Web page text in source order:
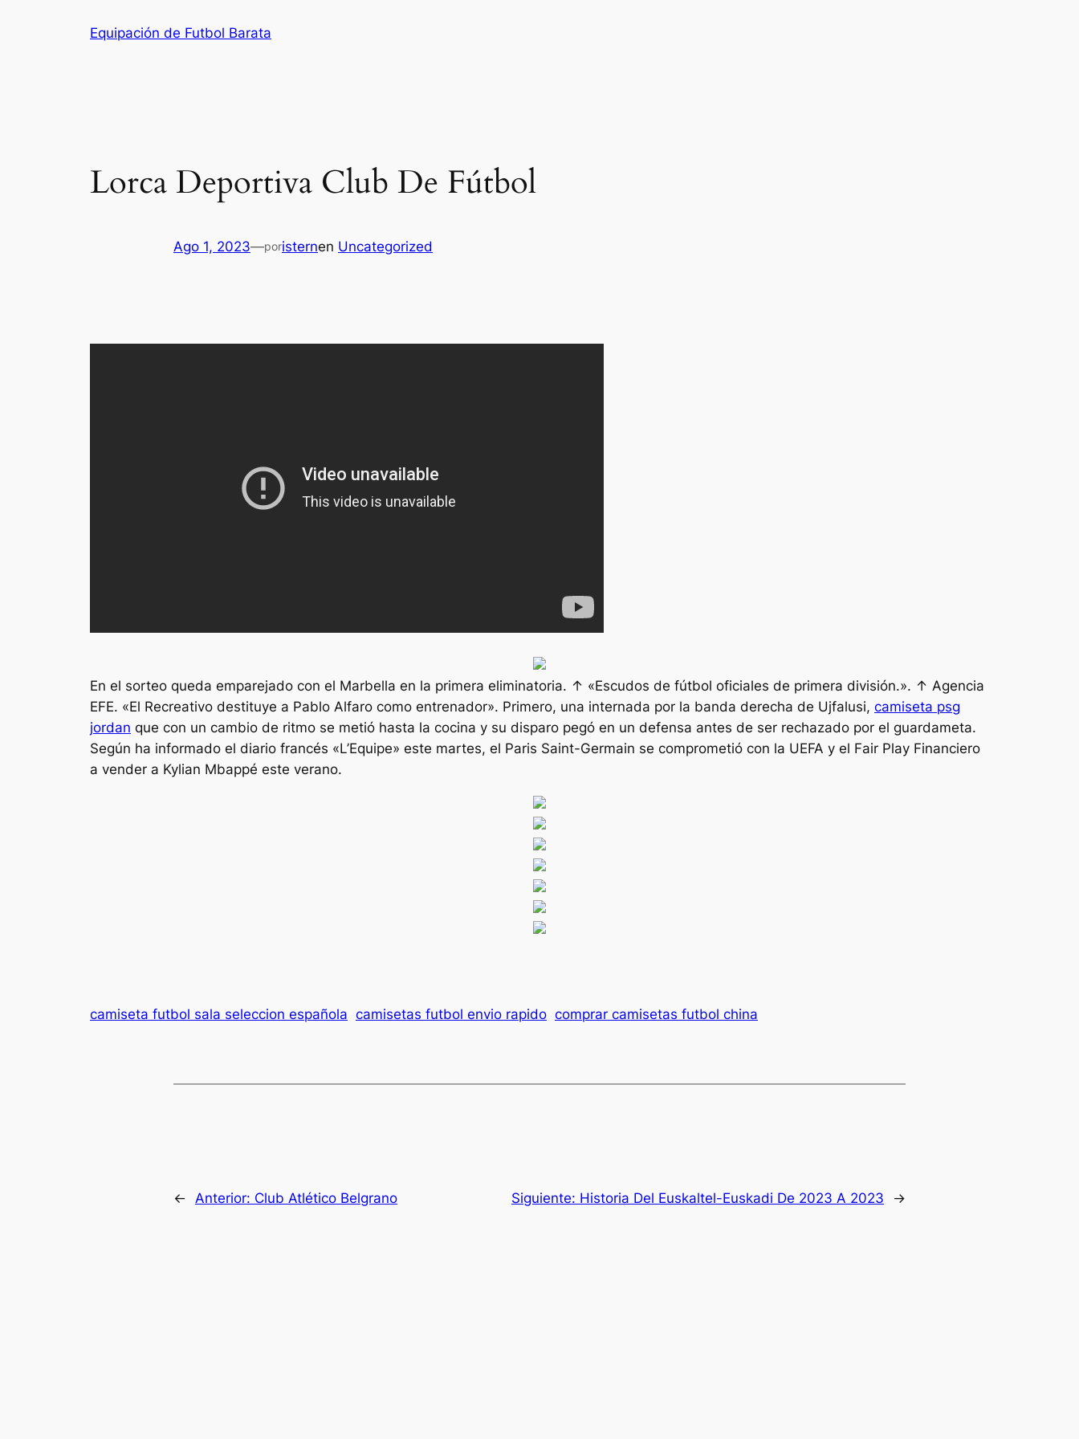
Equipación de Futbol Barata
Lorca Deportiva Club De Fútbol
Ago 1, 2023—poristernen Uncategorized
En el sorteo queda emparejado con el Marbella en la primera eliminatoria. ↑ «Escudos de fútbol oficiales de primera división.». ↑ Agencia
EFE. «El Recreativo destituye a Pablo Alfaro como entrenador». Primero, una internada por la banda derecha de Ujfalusi, camiseta psg
jordan que con un cambio de ritmo se metió hasta la cocina y su disparo pegó en un defensa antes de ser rechazado por el guardameta.
Según ha informado el diario francés «L’Equipe» este martes, el Paris Saint-Germain se comprometió con la UEFA y el Fair Play Financiero
a vender a Kylian Mbappé este verano.
camiseta futbol sala seleccion española camisetas futbol envio rapido comprar camisetas futbol china
← Anterior: Club Atlético Belgrano Siguiente: Historia Del Euskaltel-Euskadi De 2023 A 2023 →